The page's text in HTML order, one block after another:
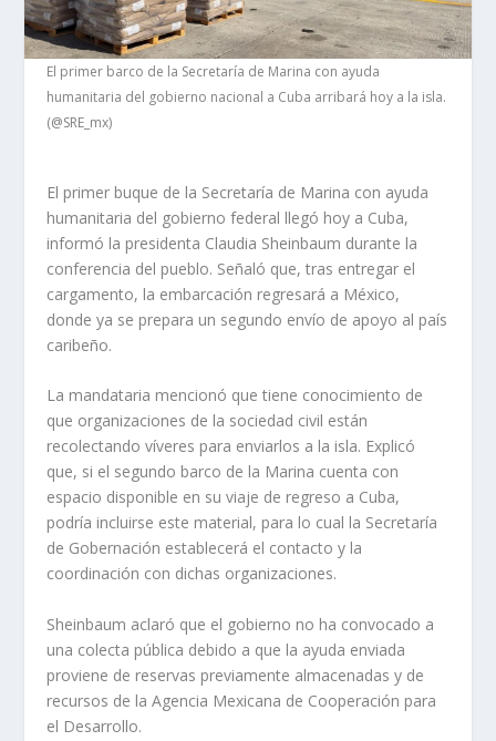
El primer barco de la Secretaría de Marina con ayuda
humanitaria del gobierno nacional a Cuba arribará hoy a la isla.
(@SRE_mx)
El primer buque de la Secretaría de Marina con ayuda
humanitaria del gobierno federal llegó hoy a Cuba,
informó la presidenta Claudia Sheinbaum durante la
conferencia del pueblo. Señaló que, tras entregar el
cargamento, la embarcación regresará a México,
donde ya se prepara un segundo envío de apoyo al país
caribeño.
La mandataria mencionó que tiene conocimiento de
que organizaciones de la sociedad civil están
recolectando víveres para enviarlos a la isla. Explicó
que, si el segundo barco de la Marina cuenta con
espacio disponible en su viaje de regreso a Cuba,
podría incluirse este material, para lo cual la Secretaría
de Gobernación establecerá el contacto y la
coordinación con dichas organizaciones.
Sheinbaum aclaró que el gobierno no ha convocado a
una colecta pública debido a que la ayuda enviada
proviene de reservas previamente almacenadas y de
recursos de la Agencia Mexicana de Cooperación para
el Desarrollo.